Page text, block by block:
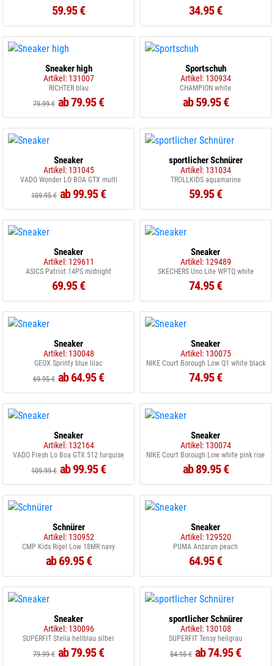
59.95 € 34.95 €
Sneaker high
Artikel: 131007
RICHTER blau
79.99 € ab 79.95 €
Sportschuh
Artikel: 130934
CHAMPION white
ab 59.95 €
Sneaker
Artikel: 131045
VADO Wonder LO BOA GTX multi
109.95 € ab 99.95 €
sportlicher Schnürer
Artikel: 131034
TROLLKIDS aquamarine
59.95 €
Sneaker
Artikel: 129611
ASICS Patriot 14PS midnight
69.95 €
Sneaker
Artikel: 129489
SKECHERS Uno Lite WPTQ white
74.95 €
Sneaker
Artikel: 130048
GEOX Sprinty blue lilac
69.95 € ab 64.95 €
Sneaker
Artikel: 130075
NIKE Court Borough Low Q1 white black
74.95 €
Sneaker
Artikel: 132164
VADO Fresh Lo Boa GTX 512 turquise
109.99 € ab 99.95 €
Sneaker
Artikel: 130074
NIKE Court Borough Low white pink rise
ab 89.95 €
Schnürer
Artikel: 130952
CMP Kids Rigel Low 18MR navy
ab 69.95 €
Sneaker
Artikel: 129520
PUMA Anzarun peach
64.95 €
Sneaker
Artikel: 130096
SUPERFIT Stella hellblau silber
79.99 € ab 79.95 €
sportlicher Schnürer
Artikel: 130108
SUPERFIT Tensy hellgrau
84.95 € ab 74.95 €